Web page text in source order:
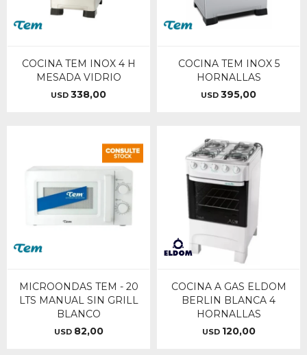
COCINA TEM INOX 4 H
MESADA VIDRIO
USD 338,00
COCINA TEM INOX 5
HORNALLAS
USD 395,00
MICROONDAS TEM - 20
LTS MANUAL SIN GRILL
BLANCO
USD 82,00
COCINA A GAS ELDOM
BERLIN BLANCA 4
HORNALLAS
USD 120,00